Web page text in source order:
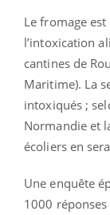
Le fromage
l’intoxication
cantines de
Maritime). La
intoxiqués ;
Normandie et
écoliers en
Une enquête
1000